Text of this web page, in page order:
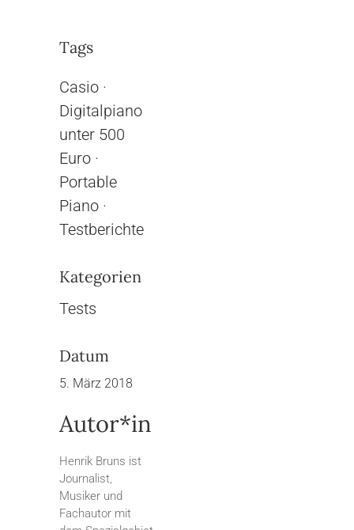
Tags
Casio ·
Digitalpiano
unter 500
Euro ·
Portable
Piano ·
Testberichte
Kategorien
Tests
Datum
5. März 2018
Autor*in
Henrik Bruns ist
Journalist,
Musiker und
Fachautor mit